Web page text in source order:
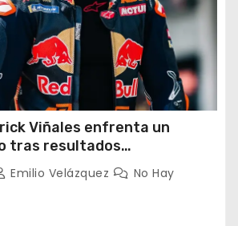
Viñales enfrenta un
tras resultados
Emilio Velázquez
No Hay